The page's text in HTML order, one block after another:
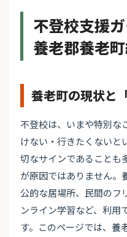
不登校支援
養老郡養老
養老町の現状と
不登校は、いまや特別な
けない・行きたくないと
切なサインであることも
が原因ではありません。
公的な居場所、民間のフ
ンライン学習など、利用
す。このページでは、養